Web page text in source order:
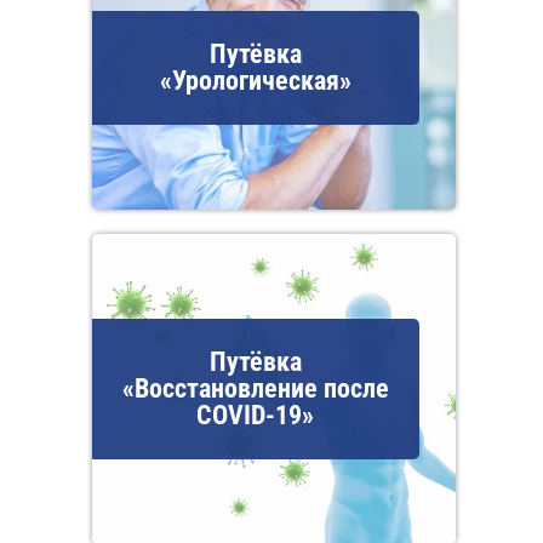
Путёвка
«Урологическая»
Путёвка
«Восстановление после
COVID-19»